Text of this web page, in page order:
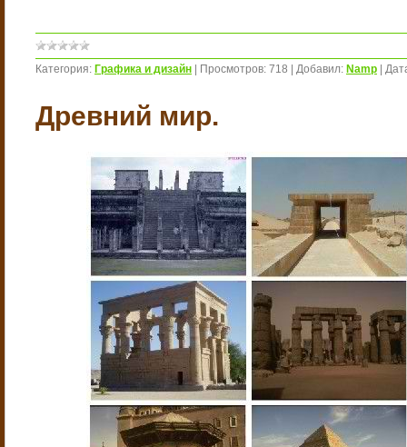
Категория: Графика и дизайн Просмотров: 718 Добавил: Namp
Древний мир.